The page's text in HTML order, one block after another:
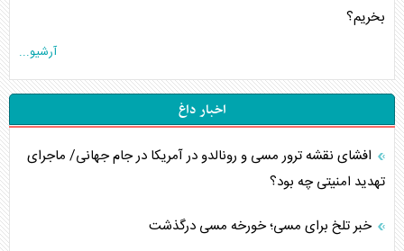
بخریم؟
آرشیو...
اخبار داغ
افشای نقشه ترور مسی و رونالدو در آمریکا در جام جهانی/ ماجرای
تهدید امنیتی چه بود؟
خبر تلخ برای مسی؛ خورخه مسی درگذشت